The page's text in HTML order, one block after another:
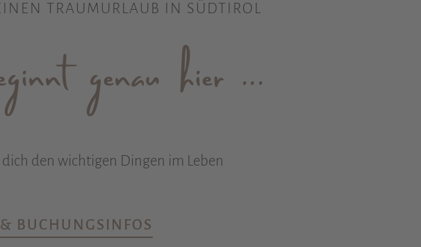
TRAUMURLAUB IN SÜDTIROL
genau hier …
den wichtigen Dingen im Leben
BUCHUNGSINFOS